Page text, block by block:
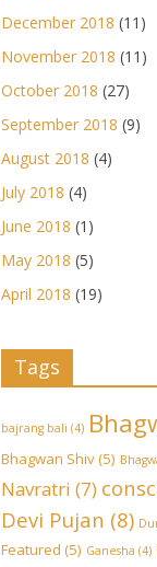
December 2018 (11)
November 2018 (11)
October 2018 (27)
September 2018 (9)
August 2018 (4)
July 2018 (4)
June 2018 (1)
May 2018 (5)
April 2018 (19)
Tags
bajrang bali (4)
Bhagwan Shiv(5)
Navratri (7)
Devi Pujan (8)
Featured (5) Ganesha (4)